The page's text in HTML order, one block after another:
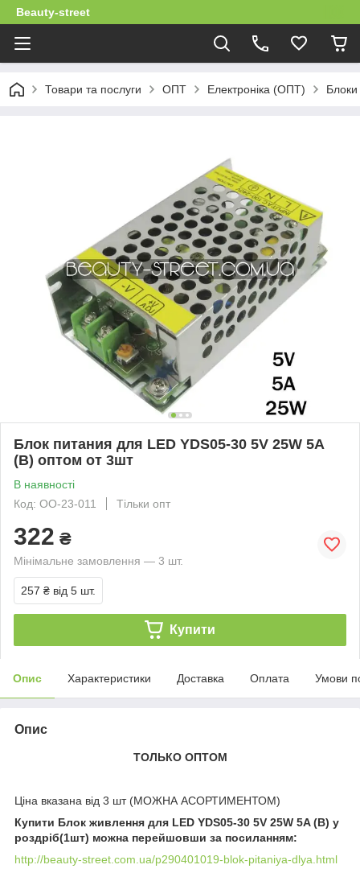
Beauty-street
Товари та послуги ОПТ Електроніка (ОПТ)
Блок питания для LED YDS05-30 5V 25W 5A
(B) оптом от 3шт
В наявності
Код: ОО-23-011
Тільки опт
322 ₴
Мінімальне замовлення — 3 шт.
257 ₴ від 5 шт.
Купити
Опис Характеристики Доставка Оплата Умови
Опис
ТОЛЬКО ОПТОМ
Ціна вказана від 3 шт (МОЖНА АСОРТИМЕНТОМ)
Купити Блок живлення для LED YDS05-30 5V 25W 5A (B) у
роздріб(1шт) можна перейшовши за посиланням:
http://beauty-street.com.ua/p290401019-blok-pitaniya-dlya.html